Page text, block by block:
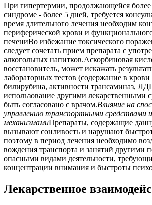
При гипертермии, продолжающейся
синдроме - более 5 дней, требуется
время длительного лечения необходим
периферической крови и
печениВо избежание токсического
следует сочетать прием препарата с
алкогольных напитков.Аскорбиновая
восстановитель, может искажать
лабораторных тестов (содержание в
билирубина, активности трансаминаз,
использование другими лекарственными
быть согласовано с врачом.Влияние на
управлению транспортными средствами и
механизмамиПрепараты, содержащие
вызывают сонливость и нарушают
поэтому в период лечения необходимо
вождения транспорта и занятий другими
опасными видами деятельности,
концентрации внимания и быстроты
Лекарственное